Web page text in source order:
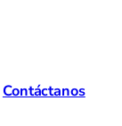
Contáctanos